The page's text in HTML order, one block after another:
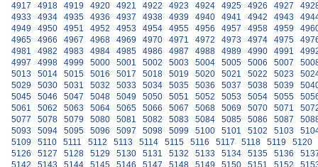
4917
4918 4919 4920 4921 4922 4923 4924 4925 4926 4927
4933
4934 4935 4936 4937 4938 4939 4940 4941 4942 4943
4949
4950 4951 4952 4953 4954 4955 4956 4957 4958 4959
4965
4966 4967 4968 4969 4970 4971 4972 4973 4974 4975
4981
4982 4983 4984 4985 4986 4987 4988 4989 4990 4991
4997
4998 4999 5000 5001 5002 5003 5004 5005 5006 5007
5013
5014 5015 5016 5017 5018 5019 5020 5021 5022 5023
5029
5030 5031 5032 5033 5034 5035 5036 5037 5038 5039
5045
5046 5047 5048 5049 5050 5051 5052 5053 5054 5055
5061
5062 5063 5064 5065 5066 5067 5068 5069 5070 5071
5077
5078 5079 5080 5081 5082 5083 5084 5085 5086 5087
5093
5094 5095 5096 5097 5098 5099 5100 5101 5102 5103
5109
5110 5111 5112 5113 5114 5115 5116 5117 5118 5119
5120
5126
5127 5128 5129 5130 5131 5132 5133 5134 5135 5136
5142
5143 5144 5145 5146 5147 5148 5149 5150 5151 5152